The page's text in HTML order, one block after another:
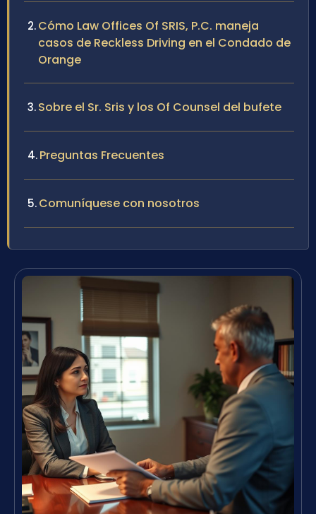
Cómo Law Offices Of SRIS, P.C. maneja
casos de Reckless Driving en el Condado de
Orange
Sobre el Sr. Sris y los Of Counsel del bufete
Preguntas Frecuentes
Comuníquese con nosotros